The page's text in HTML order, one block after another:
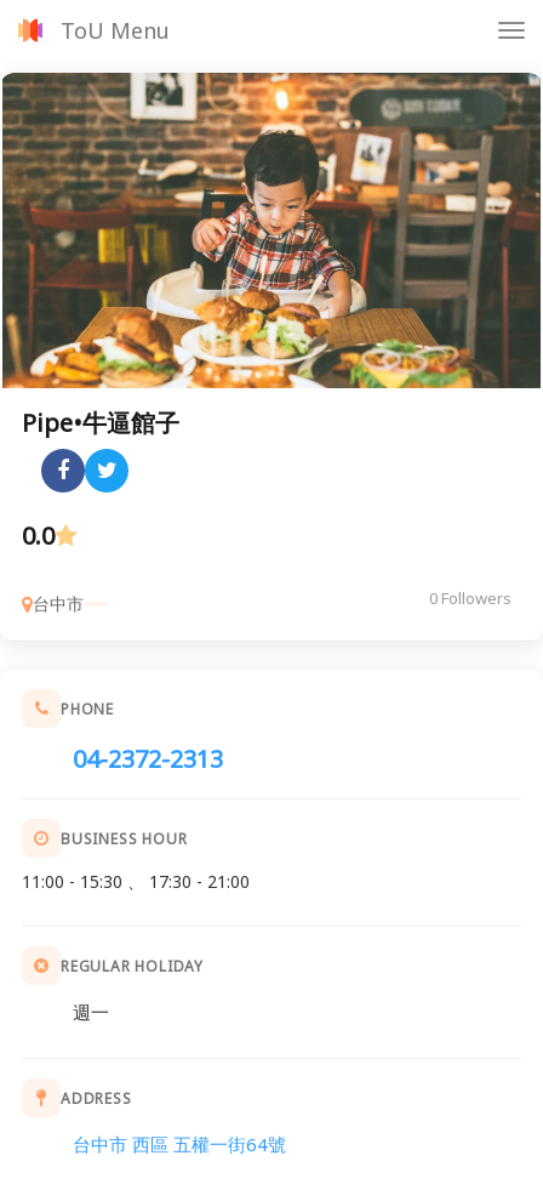
ToU Menu
Pipe•牛逼館子
0.0
台中市 0 Followers
PHONE
04-2372-2313
BUSINESS HOUR
11:00 - 15:30 、 17:30 - 21:00
REGULAR HOLIDAY
週一
ADDRESS
台中市 西區 五權一街64號